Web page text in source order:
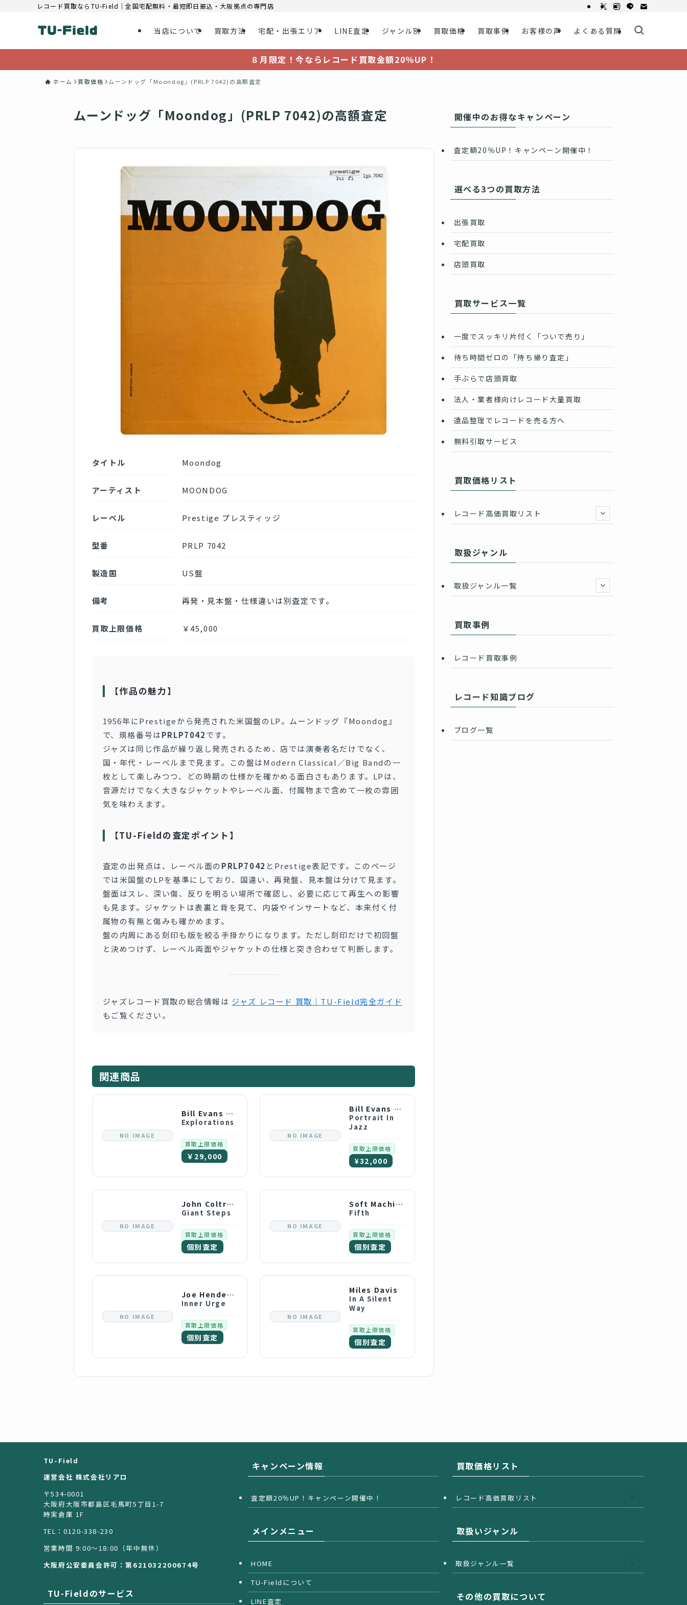
レコード買取ならTU-Field｜全国宅配無料・最短即日振込・大阪拠点の専門店
当店について 買取方法 宅配・出張エリア LINE査定 ジャンル別 買取価格 買取事例 お客様の声 よくある質問
８月限定！今ならレコード買取金額20％UP！
ホーム 買取価格 ムーンドッグ「Moondog」(PRLP 7042)の高額査定
ムーンドッグ「Moondog」(PRLP 7042)の高額査定
タイトル Moondog
アーティスト MOONDOG
レーベル Prestige プレスティッジ
型番 PRLP 7042
製造国 US盤
備考 再発・見本盤・仕様違いは別査定です。
買取上限価格 ￥45,000
【作品の魅力】
1956年にPrestigeから発売された米国盤のLP。ムーンドッグ『Moondog』
で、規格番号はPRLP7042です。
ジャズは同じ作品が繰り返し発売されるため、店では演奏者名だけでなく、
国・年代・レーベルまで見ます。この盤はModern Classical／Big Bandの一
枚として楽しみつつ、どの時期の仕様かを確かめる面白さもあります。LPは、
音源だけでなく大きなジャケットやレーベル面、付属物まで含めて一枚の雰囲
気を味わえます。
【TU-Fieldの査定ポイント】
査定の出発点は、レーベル面の PRLP7042 とPrestige表記です。このページ
では米国盤のLPを基準にしており、国違い、再発盤、見本盤は分けて見ます。
盤面はスレ、深い傷、反りを明るい場所で確認し、必要に応じて再生への影響
も見ます。ジャケットは表裏と背を見て、内袋やインサートなど、本来付く付
属物の有無と傷みも確かめます。
盤の内周にある刻印も版を絞る手掛かりになります。ただし刻印だけで初回盤
と決めつけず、レーベル両面やジャケットの仕様と突き合わせて判断します。
ジャズレコード買取の総合情報は ジャズ レコード 買取｜TU-Field完全ガイド
もご覧ください。
関連商品
NO IMAGE
Bill Evans Trio
Explorations
買取上限価格
￥29,000
NO IMAGE
Bill Evans Trio
Portrait In
Jazz
買取上限価格
¥32,000
NO IMAGE
John Coltrane
Giant Steps
買取上限価格
個別査定
NO IMAGE
Soft Machine
Fifth
買取上限価格
個別査定
NO IMAGE
Joe Henderson
Inner Urge
買取上限価格
個別査定
NO IMAGE
Miles Davis
In A Silent
Way
買取上限価格
個別査定
開催中のお得なキャンペーン
査定額20％UP！キャンペーン開催中！
選べる3つの買取方法
出張買取
宅配買取
店頭買取
買取サービス一覧
一度でスッキリ片付く「ついで売り」
待ち時間ゼロの「持ち帰り査定」
手ぶらで店頭買取
法人・業者様向けレコード大量買取
遺品整理でレコードを売る方へ
無料引取サービス
買取価格リスト
レコード高価買取リスト
取扱ジャンル
取扱ジャンル一覧
買取事例
レコード買取事例
レコード知識ブログ
ブログ一覧
TU-Field
運営会社 株式会社リアロ
〒534-0001
大阪府大阪市都島区毛馬町5丁目1-7
時実倉庫 1F
TEL：0120-338-230
営業時間 9:00〜18:00（年中無休）
大阪府公安委員会許可：第621032200674号
TU-Fieldのサービス
キャンペーン情報
査定額20％UP！キャンペーン開催中！
メインメニュー
HOME
TU-Fieldについて
LINE査定
買取価格リスト
レコード高価買取リスト
取扱いジャンル
取扱ジャンル一覧
その他の買取について